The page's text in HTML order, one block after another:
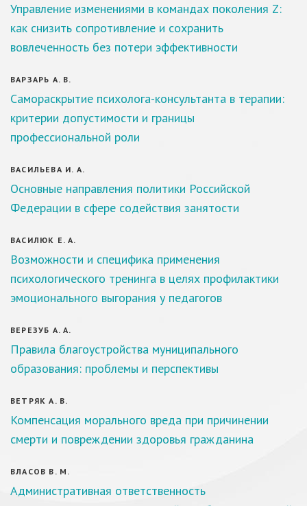
Управление изменениями в командах поколения Z:
как снизить сопротивление и сохранить
вовлеченность без потери эффективности
ВАРЗАРЬ А. В.
Самораскрытие психолога-консультанта в терапии:
критерии допустимости и границы
профессиональной роли
ВАСИЛЬЕВА И. А.
Основные направления политики Российской
Федерации в сфере содействия занятости
ВАСИЛЮК Е. А.
Возможности и специфика применения
психологического тренинга в целях профилактики
эмоционального выгорания у педагогов
ВЕРЕЗУБ А. А.
Правила благоустройства муниципального
образования: проблемы и перспективы
ВЕТРЯК А. В.
Компенсация морального вреда при причинении
смерти и повреждении здоровья гражданина
ВЛАСОВ В. М.
Административная ответственность